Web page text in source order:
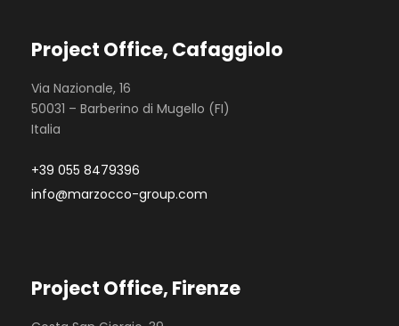
Project Office, Cafaggiolo
Via Nazionale, 16
50031 – Barberino di Mugello (FI)
Italia
+39 055 8479396
info@marzocco-group.com
Project Office, Firenze